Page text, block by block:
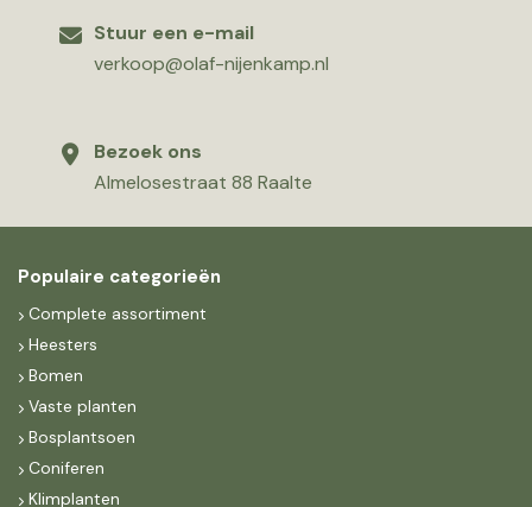
Stuur een e-mail
verkoop@olaf-nijenkamp.nl
Bezoek ons
Almelosestraat 88 Raalte
Populaire categorieën
Complete assortiment
Heesters
Bomen
Vaste planten
Bosplantsoen
Coniferen
Klimplanten